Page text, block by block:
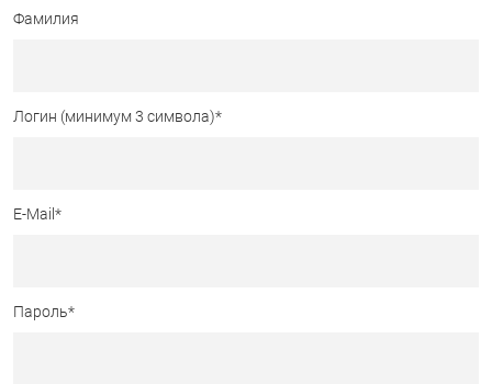
Фамилия
Логин (минимум 3 символа)*
E-Mail *
Пароль*